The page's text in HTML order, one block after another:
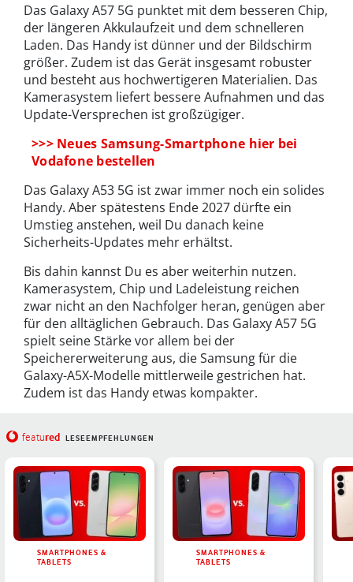
Das Galaxy A57 5G punktet mit dem besseren Chip,
der längeren Akkulaufzeit und dem schnelleren
Laden. Das Handy ist dünner und der Bildschirm
größer. Zudem ist das Gerät insgesamt robuster
und besteht aus hochwertigeren Materialien. Das
Kamerasystem liefert bessere Aufnahmen und das
Update-Versprechen ist großzügiger.
>>> Neues Samsung-Smartphone hier bei
Vodafone bestellen
Das Galaxy A53 5G ist zwar immer noch ein solides
Handy. Aber spätestens Ende 2027 dürfte ein
Umstieg anstehen, weil Du danach keine
Sicherheits-Updates mehr erhältst.
Bis dahin kannst Du es aber weiterhin nutzen.
Kamerasystem, Chip und Ladeleistung reichen
zwar nicht an den Nachfolger heran, genügen aber
für den alltäglichen Gebrauch. Das Galaxy A57 5G
spielt seine Stärke vor allem bei der
Speichererweiterung aus, die Samsung für die
Galaxy-A5X-Modelle mittlerweile gestrichen hat.
Zudem ist das Handy etwas kompakter.
featured LESEEMPFEHLUNGEN
SMARTPHONES &
TABLETS
SMARTPHONES &
TABLETS